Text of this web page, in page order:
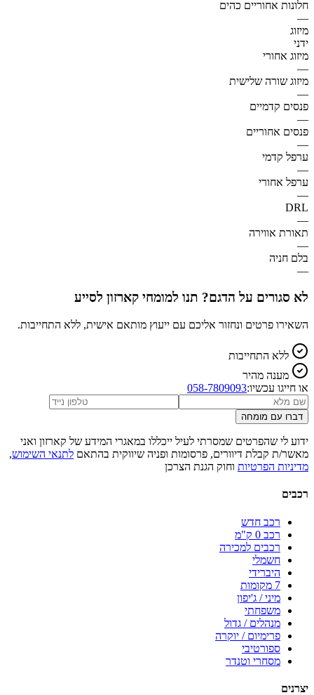
חלונות אחוריים כהים
—
מיזוג
ידני
מיזוג אחורי
—
מיזוג שורה שלישית
—
פנסים קדמיים
—
פנסים אחוריים
—
ערפל קדמי
—
ערפל אחורי
—
DRL
—
תאורת אווירה
—
בלם חניה
—
לא סגורים על הדגם? תנו למומחי קארזון לסייע
השאירו פרטים ונחזור אליכם עם ייעוץ מותאם אישית, ללא התחייבות.
ללא התחייבות
מענה מהיר
או חייגו עכשיו:058-7809093
דברו עם מומחה
ידוע לי שהפרטים שמסרתי לעיל ייכללו במאגרי המידע של קארזון ואני
מאשר/ת קבלת דיוורים, פרסומות ופניה שיווקית בהתאם לתנאי השימוש,
מדיניות הפרטיות וחוק הגנת הצרכן
רכבים
רכב חדש
רכב 0 ק"מ
רכבים למכירה
חשמלי
היברידי
7 מקומות
מיני / ג'יפון
משפחתי
מנהלים / גדול
פרימיום / יוקרה
ספורטיבי
מסחרי וטנדר
יצרנים